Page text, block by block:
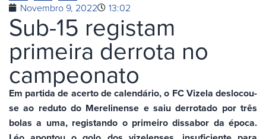
Novembro 9, 2022 13:02
Sub-15 registam
primeira derrota no
campeonato
Em partida de acerto de calendário, o FC Vizela deslocou-
se ao reduto do Merelinense e saiu derrotado por três
bolas a uma, registando o primeiro dissabor da época.